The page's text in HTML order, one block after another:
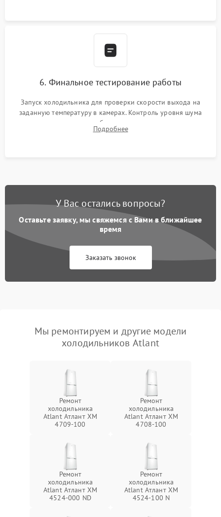
6. Финальное тестирование работы
Запуск холодильника для проверки скорости выхода на
заданную температуру в камерах. Контроль уровня шума
компрессора, отсутствия обмерзания стенок и корректного
срабатывания системы автоматической оттайки.
Подробнее
У Вас остались вопросы?
Оставьте заявку, мы свяжемся с Вами в ближайшее
время
Заказать звонок
Мы ремонтируем и другие модели
холодильников Atlant
Ремонт
холодильника
Atlant Атлант XM
4709-100
Ремонт
холодильника
Atlant Атлант XM
4708-100
Ремонт
холодильника
Atlant Атлант ХМ
4524-000 ND
Ремонт
холодильника
Atlant Атлант ХМ
4524-100 N